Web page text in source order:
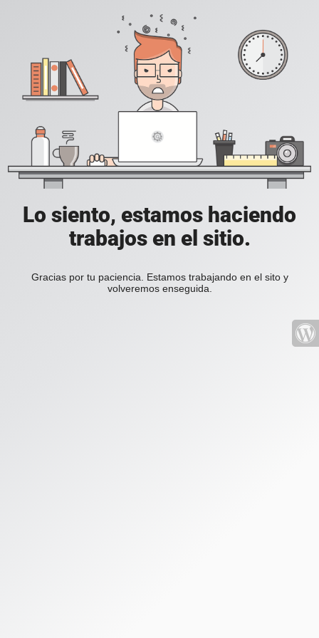
Lo siento, estamos haciendo
trabajos en el sitio.
Gracias por tu paciencia. Estamos trabajando en el sito y
volveremos enseguida.